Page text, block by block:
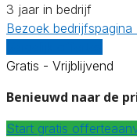
3 jaar in bedrijf
Bezoek bedrijfspagina
Gratis - Vrijblijvend
Benieuwd naar de
Start gratis